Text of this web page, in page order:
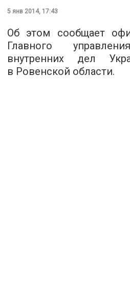
5 янв 2014, 17:43
Об этом сообщает
Главного
внутренних дел
в Ровенской области.